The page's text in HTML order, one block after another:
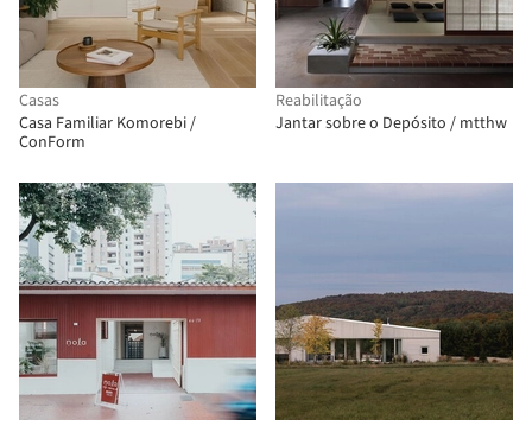
Casas
Casa Familiar Komorebi /
ConForm
Reabilitação
Jantar sobre o Depósito / mtthw